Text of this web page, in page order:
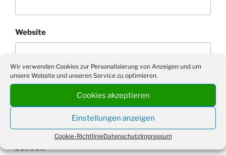
Wir verwenden Cookies zur Personalisierung von Anzeigen und um
unsere Website und unseren Service zu optimieren.
Cookies akzeptieren
Einstellungen anzeigen
Cookie-RichtlinieDatenschutzImpressum
Website
Beitragsnavigation
Vorheriger
ZURÜCK